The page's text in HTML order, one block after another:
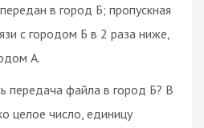
в город Б; пропускная
с городом Б в 2 раза ниже,
А.
передача файла в город Б? В
целое число, единицу